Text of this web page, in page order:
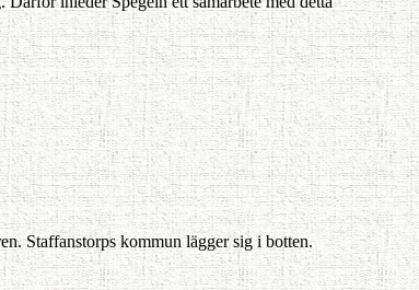
Staffanstorps kommun lägger sig i botten.